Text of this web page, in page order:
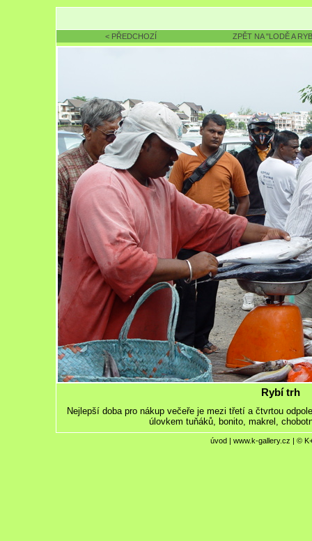
< PŘEDCHOZÍ ZPĚT NA "LODĚ A
Rybí trh
Nejlepší doba pro nákup večeře je mezi třetí a čtvrtou
úlovkem tuňáků, bonito, makrel,
úvod| www.k-gallery.cz | ©